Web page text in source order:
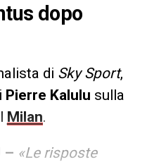
dopo
di Sky Sport,
Pierre Kalulu sulla
Milan.
– «Le risposte